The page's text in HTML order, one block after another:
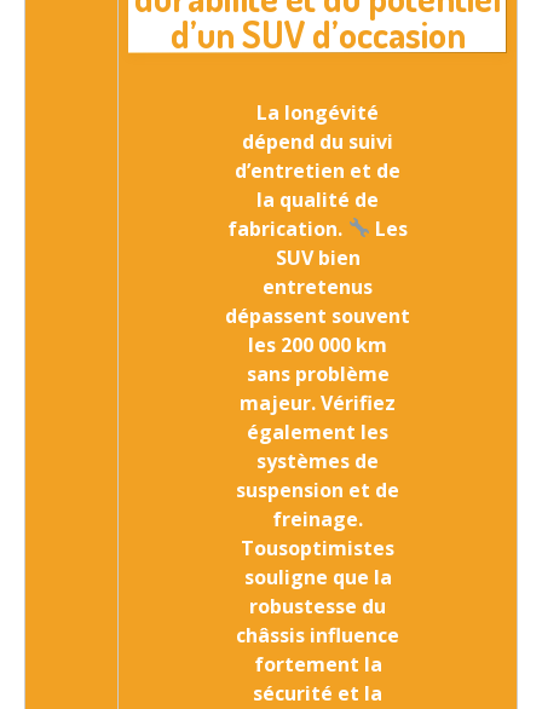
d’un SUV d’occasion
La longévité
dépend du suivi
d’entretien et de
la qualité de
fabrication.
Les
SUV bien
entretenus
dépassent souvent
les 200 000 km
sans problème
majeur. Vérifiez
également les
systèmes de
suspension et de
freinage.
Tousoptimistes
souligne que la
robustesse du
châssis influence
fortement la
sécurité et la